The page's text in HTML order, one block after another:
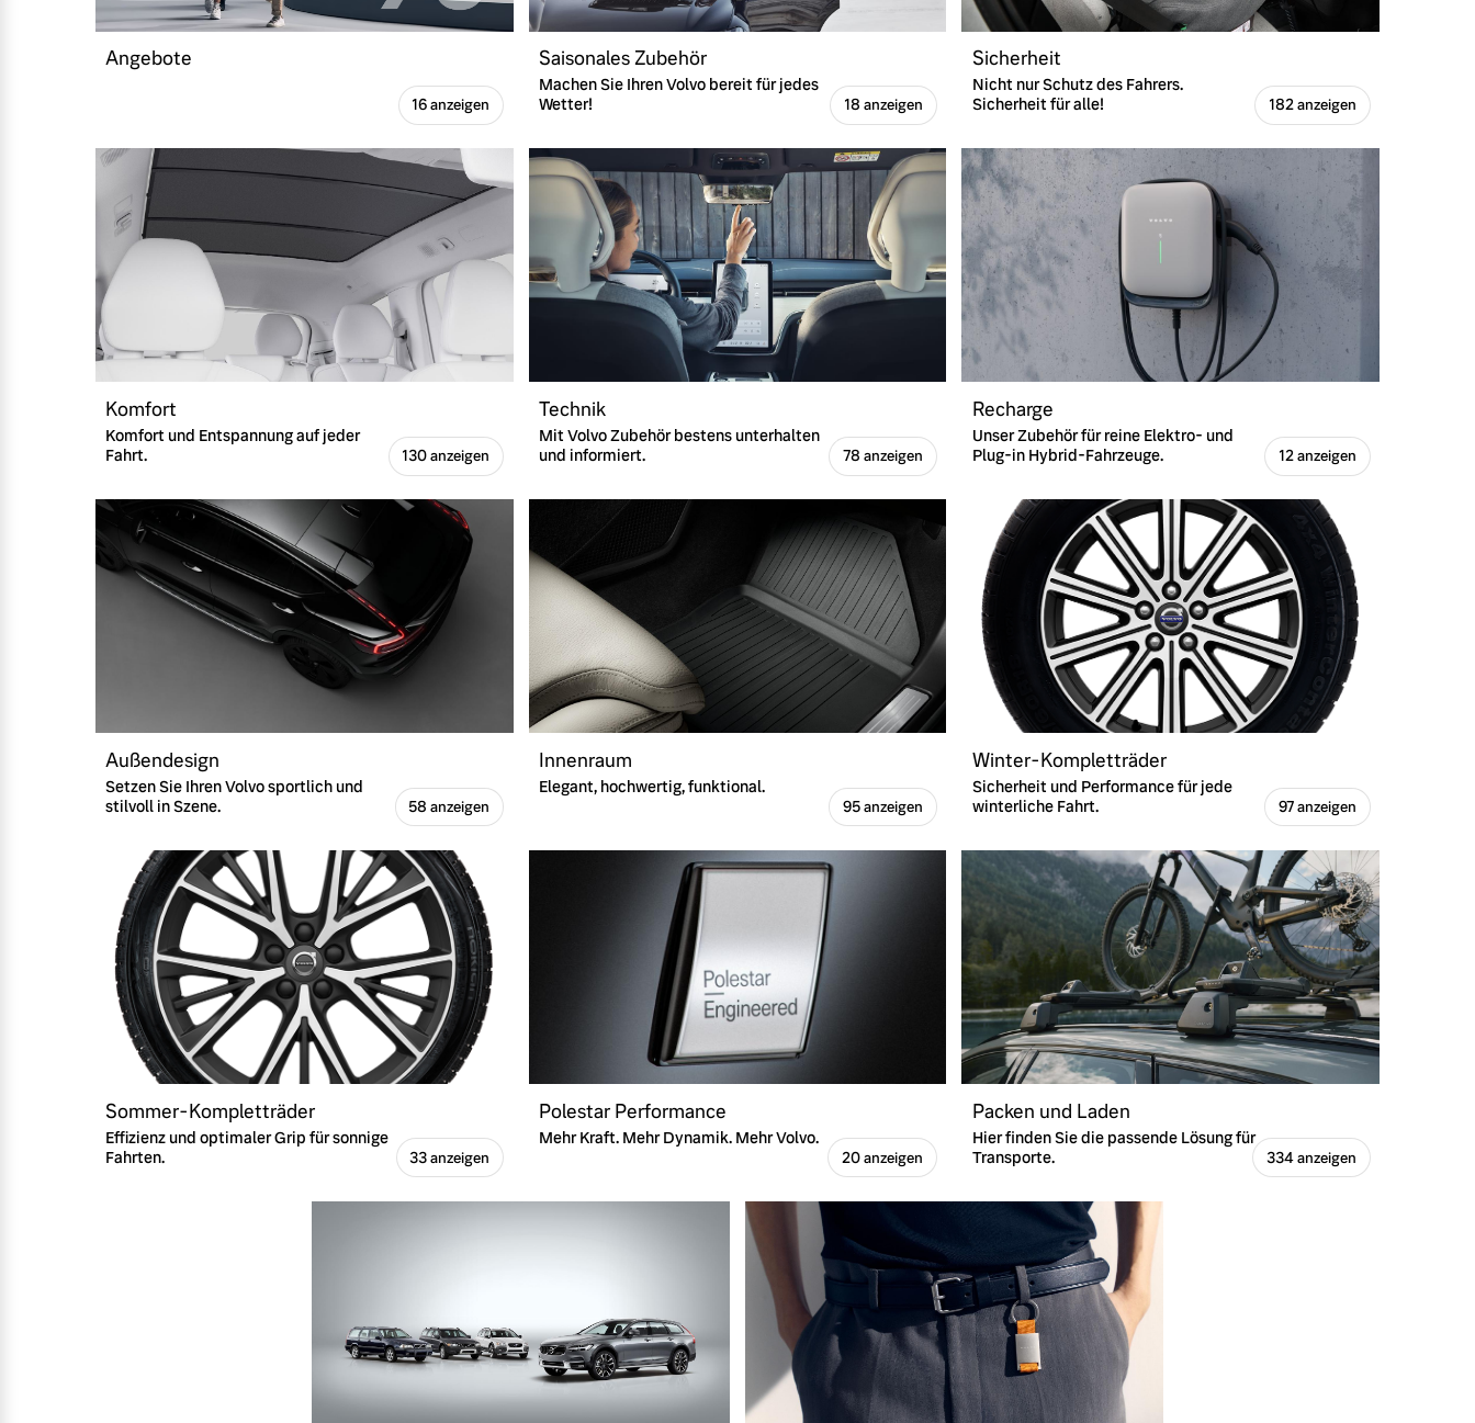
Entdecken Sie unsere saisonalen Angebote.
Mehr erfahren
Finanzierung & Leasing
Versicherung
Angebote
16 anzeigen
Saisonales Zubehör
Machen Sie Ihren Volvo bereit für jedes
Wetter!
18 anzeigen
Sicherheit
Nicht nur Schutz des Fahrers.
Sicherheit für alle!
182 anzeigen
Komfort
Komfort und Entspannung auf jeder
Fahrt.
130 anzeigen
Technik
Mit Volvo Zubehör bestens unterhalten
und informiert.
78 anzeigen
Recharge
Unser Zubehör für reine Elektro- und
Plug-in Hybrid-Fahrzeuge.
12 anzeigen
Außendesign
Setzen Sie Ihren Volvo sportlich und
stilvoll in Szene.
58 anzeigen
Innenraum
Elegant, hochwertig, funktional.
95 anzeigen
Winter-Kompletträder
Sicherheit und Performance für jede
winterliche Fahrt.
97 anzeigen
Sommer-Kompletträder
Effizienz und optimaler Grip für sonnige
Fahrten.
33 anzeigen
Polestar Performance
Mehr Kraft. Mehr Dynamik. Mehr Volvo.
20 anzeigen
Packen und Laden
Hier finden Sie die passende Lösung für
Transporte.
334 anzeigen